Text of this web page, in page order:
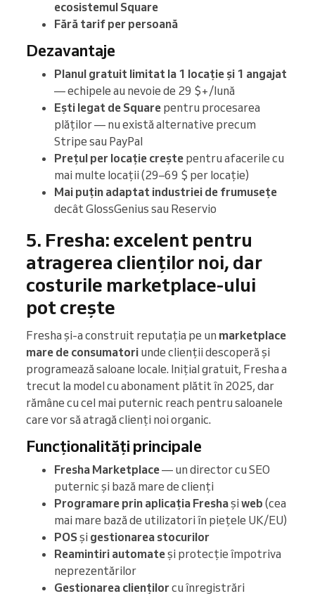
ecosistemul Square
Fără tarif per persoană
Dezavantaje
Planul gratuit limitat la 1 locație și 1 angajat
— echipele au nevoie de 29 $+/lună
Ești legat de Square pentru procesarea
plăților — nu există alternative precum
Stripe sau PayPal
Prețul per locație crește pentru afacerile cu
mai multe locații (29–69 $ per locație)
Mai puțin adaptat industriei de frumusețe
decât GlossGenius sau Reservio
5. Fresha: excelent pentru
atragerea clienților noi, dar
costurile marketplace-ului
pot crește
Fresha și-a construit reputația pe un marketplace
mare de consumatori unde clienții descoperă și
programează saloane locale. Inițial gratuit, Fresha a
trecut la model cu abonament plătit în 2025, dar
rămâne cu cel mai puternic reach pentru saloanele
care vor să atragă clienți noi organic.
Funcționalități principale
Fresha Marketplace— un director cu SEO
puternic și bază mare de clienți
Programare prin aplicația Freshași web (cea
mai mare bază de utilizatori în piețele UK/EU)
POSși gestionarea stocurilor
Reamintiri automateși protecție împotriva
neprezentărilor
Gestionarea cliențilorcu înregistrări